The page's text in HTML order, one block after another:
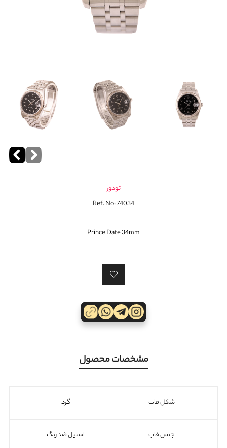
تودور
Ref. No:74034
Prince Date 34mm
مشخصات محصول
شکل قاب گرد
جنس قاب استیل ضد زنگ